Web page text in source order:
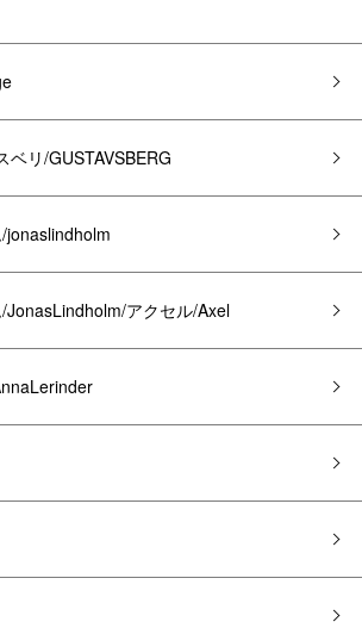
リ/GUSTAVSBERG
jonaslindholm
JonasLindholm/アクセル/Axel